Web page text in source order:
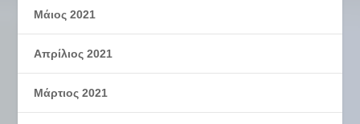
Μάιος 2021
Απρίλιος 2021
Μάρτιος 2021